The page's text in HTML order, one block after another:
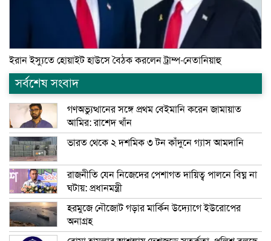
ইরান ইস্যুতে হোয়াইট হাউসে বৈঠক করলেন ট্রাম্প-নেতানিয়াহু
সর্বশেষ সংবাদ
গণঅভ্যুত্থানের সঙ্গে প্রথম বেইমানি করেন জামায়াত
আমির: রাশেদ খাঁন
ভারত থেকে ২ দশমিক ৩ টন কাঁদুনে গ্যাস আমদানি
রাজনীতি যেন নিজেদের পেশাগত দায়িত্ব পালনে বিঘ্ন না
ঘটায়: প্রধানমন্ত্রী
হরমুজে নৌজোট গড়ার মার্কিন উদ্যোগে ইউরোপের
অনাগ্রহ